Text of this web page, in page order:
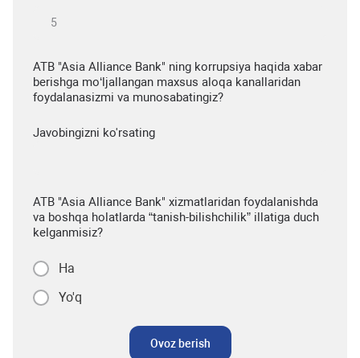
ATB "Asia Alliance Bank" ning korrupsiya haqida xabar
berishga mo‘ljallangan maxsus aloqa kanallaridan
foydalanasizmi va munosabatingiz?
Javobingizni ko'rsating
ATB "Asia Alliance Bank" xizmatlaridan foydalanishda
va boshqa holatlarda “tanish-bilishchilik” illatiga duch
kelganmisiz?
Ha
Yo'q
Ovoz berish